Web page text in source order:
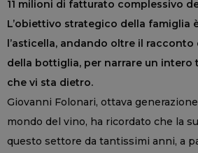
11 milioni di fatturato complessivo
L’obiettivo strategico della famiglia
l’asticella, andando oltre il
della bottiglia, per narrare un
che vi sta dietro.
Giovanni Folonari, ottava
mondo del vino, ha ricordato che la
questo settore da tantissimi anni, a